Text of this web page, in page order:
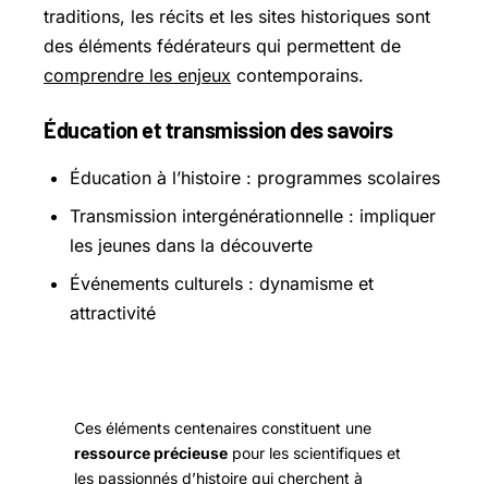
traditions, les récits et les sites historiques sont
des éléments fédérateurs qui permettent de
comprendre les enjeux contemporains.
Éducation et transmission des savoirs
Éducation à l’histoire : programmes scolaires
Transmission intergénérationnelle : impliquer
les jeunes dans la découverte
Événements culturels : dynamisme et
attractivité
Ces éléments centenaires constituent une
ressource précieuse pour les scientifiques et
les passionnés d’histoire qui cherchent à